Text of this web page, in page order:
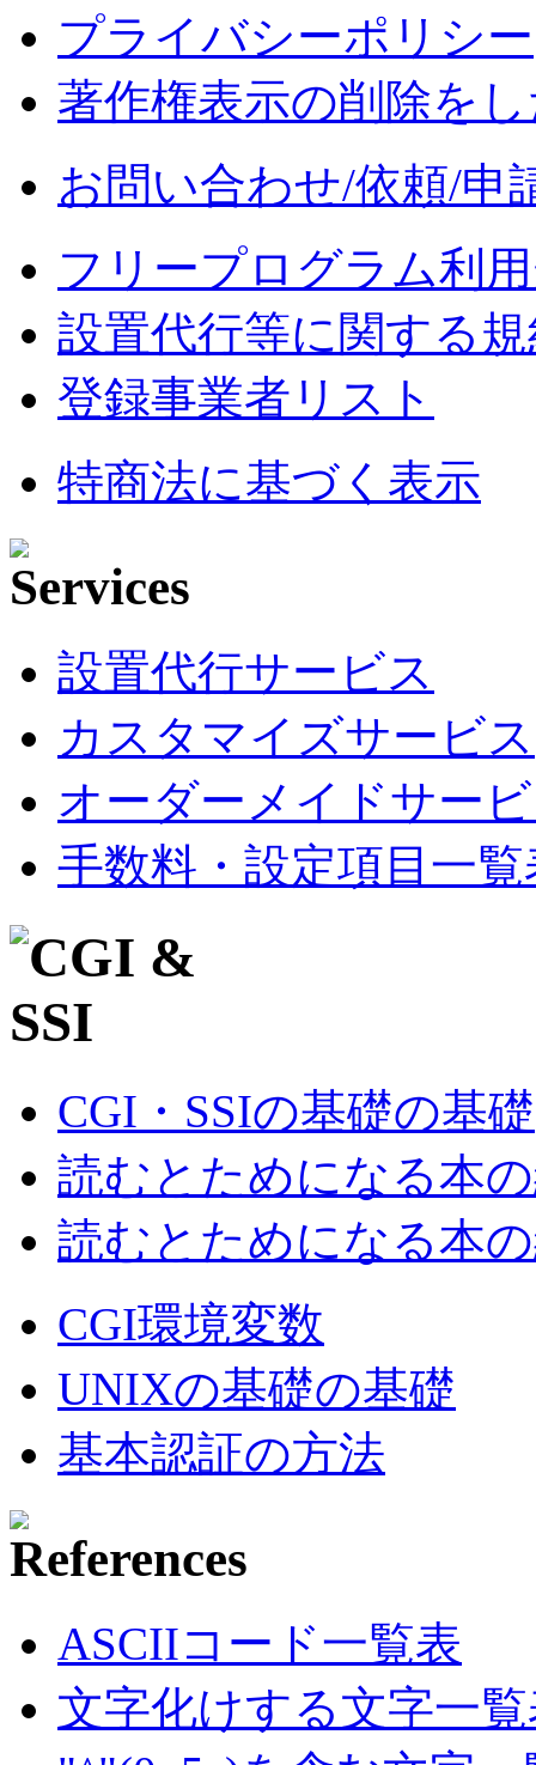
プライバシーポリシー
著作権表示の削除を
お問い合わせ/依頼/申
フリープログラム利
設置代行等に関する
登録事業者リスト
特商法に基づく表示
設置代行サービス
カスタマイズサービス
オーダーメイドサー
手数料・設定項目一覧
CGI・SSIの基礎の基礎
読むとためになる本
読むとためになる本
CGI環境変数
UNIXの基礎の基礎
基本認証の方法
ASCIIコード一覧表
文字化けする文字一